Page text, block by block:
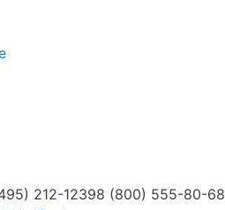
212-12398 (800) 555-80-68